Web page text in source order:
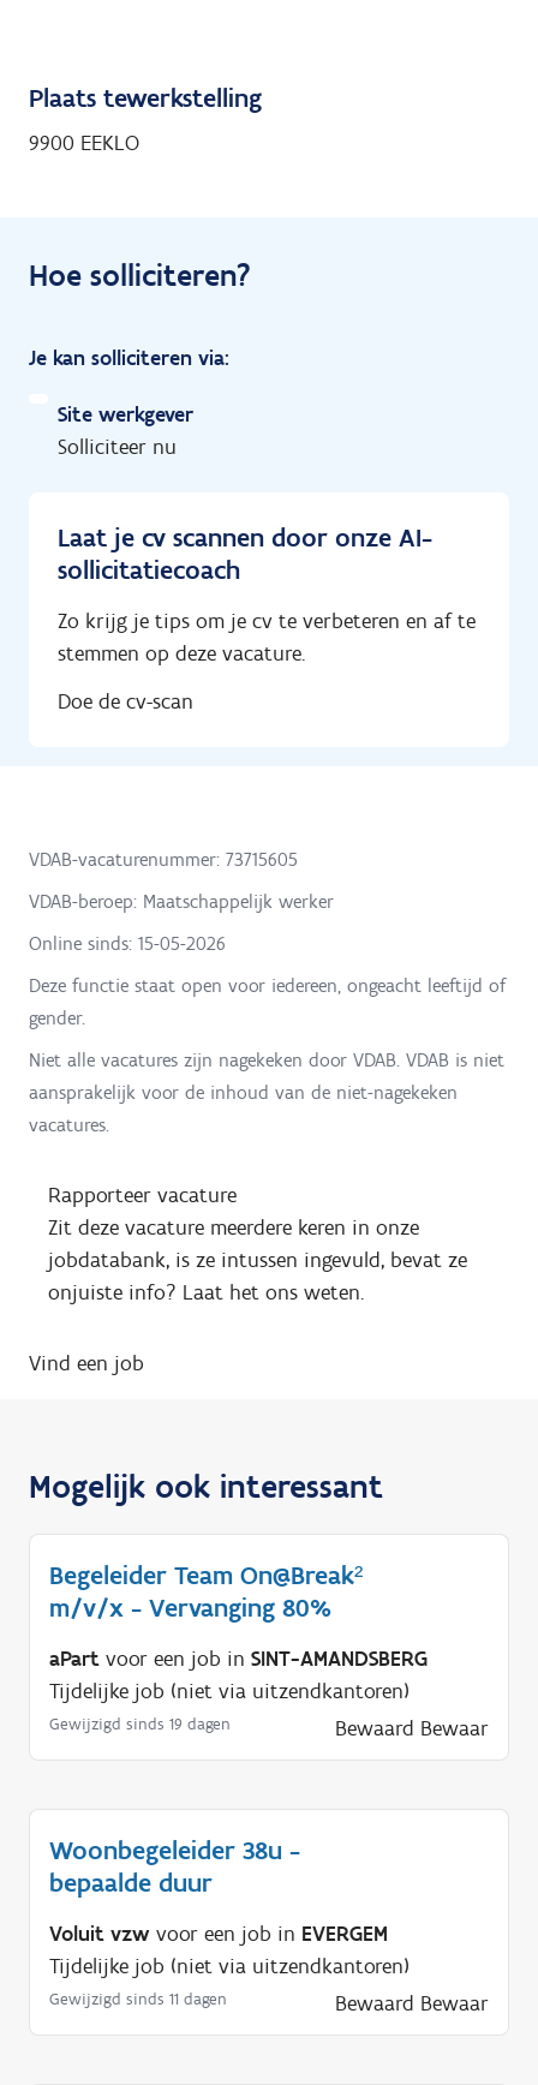
Plaats tewerkstelling
9900 EEKLO
Hoe solliciteren?
Je kan solliciteren via:
Site werkgever
Solliciteer nu
Laat je cv scannen door onze AI-
sollicitatiecoach
Zo krijg je tips om je cv te verbeteren en af te
stemmen op deze vacature.
Doe de cv-scan
VDAB-vacaturenummer: 73715605
VDAB-beroep: Maatschappelijk werker
Online sinds: 15-05-2026
Deze functie staat open voor iedereen, ongeacht leeftijd of
gender.
Niet alle vacatures zijn nagekeken door VDAB. VDAB is niet
aansprakelijk voor de inhoud van de niet-nagekeken
vacatures.
Rapporteer vacature
Zit deze vacature meerdere keren in onze
jobdatabank, is ze intussen ingevuld, bevat ze
onjuiste info? Laat het ons weten.
Vind een job
Mogelijk ook interessant
Begeleider Team On@Break²
m/v/x - Vervanging 80%
aPart voor een job in SINT-AMANDSBERG
Tijdelijke job (niet via uitzendkantoren)
Gewijzigd sinds 19 dagen Bewaard Bewaar
Woonbegeleider 38u -
bepaalde duur
Voluit vzw voor een job in EVERGEM
Tijdelijke job (niet via uitzendkantoren)
Gewijzigd sinds 11 dagen Bewaard Bewaar